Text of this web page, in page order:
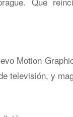
Motion
televisión, y